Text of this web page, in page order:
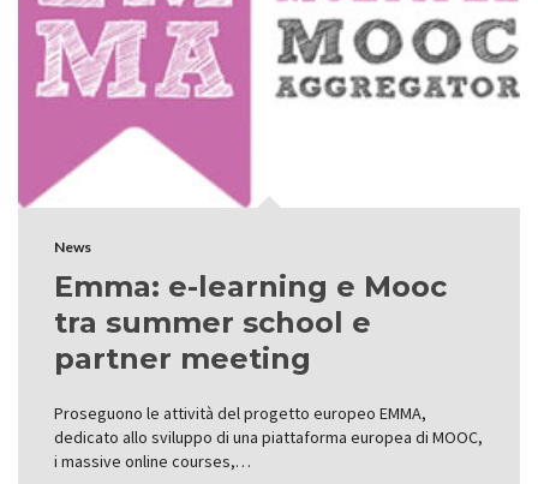
News
Emma: e-learning e Mooc
tra summer school e
partner meeting
Proseguono le attività del progetto europeo EMMA,
dedicato allo sviluppo di una piattaforma europea di MOOC,
i massive online courses,…